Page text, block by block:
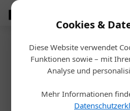
Cookies &
Diese Website verwendet
Funktionen sowie – mit
Analyse und
Mehr Informationen
Startseite/
Gütezeichen,